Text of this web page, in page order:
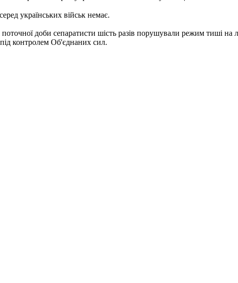
українських військ немає.
доби сепаратисти шість разів порушували режим тиші на
контролем Об'єднаних сил.